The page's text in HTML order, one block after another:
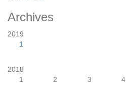
Archives
2019
1
2018
1
2 3 4